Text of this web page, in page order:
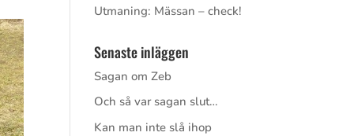
Utmaning: Mässan – check!
Senaste inläggen
Sagan om Zeb
Och så var sagan slut…
Kan man inte slå ihop